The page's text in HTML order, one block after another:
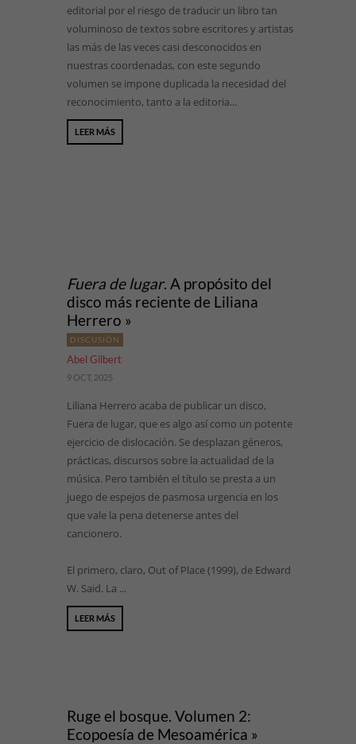
editorial por el riesgo de traducir un libro tan
voluminoso de textos sobre escritores y artistas
las más de las veces casi desconocidos en
nuestras coordenadas, con este segundo
volumen se impone duplicada la necesidad del
reconocimiento, tanto a la editoria...
LEER MÁS
Fuera de lugar. A propósito del
disco más reciente de Liliana
Herrero »
DISCUSIÓN
Abel Gilbert
9 OCT, 2025
Liliana Herrero acaba de publicar un disco,
Fuera de lugar, que es algo así como un potente
ejercicio de dislocación. Se desplazan géneros,
prácticas, discursos sobre la actualidad de la
música. Pero también el título se presta a un
juego de espejos de pasmosa urgencia en los
que vale la pena detenerse antes del
cancionero.
El primero, claro, Out of Place (1999), de Edward
W. Said. La ...
LEER MÁS
Ruge el bosque. Volumen 2:
Ecopoesía de Mesoamérica »